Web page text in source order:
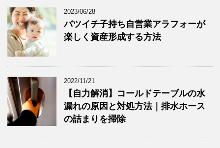
2023/06/28
バツイチ子持ち自営業アラフォーが
楽しく資産形成する方法
2022/11/21
【自力解消】コールドテーブルの水
漏れの原因と対処方法｜排水ホース
の詰まりを掃除